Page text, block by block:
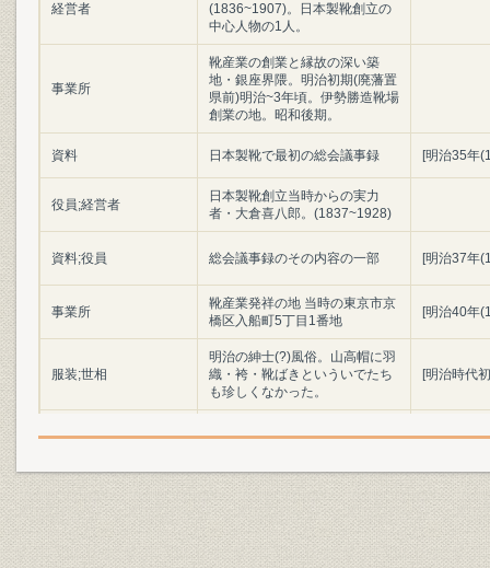
経営者
(1836~1907)。日本製靴創立の
中心人物の1人。
事業所
靴産業の創業と縁故の深い築
地・銀座界隈。明治初期(廃藩置
県前)明治~3年頃。伊勢勝造靴場
創業の地。昭和後期。
資料 日本製靴で最初の総会議事録 [明治35年
役員;経営者
日本製靴創立当時からの実力
者・大倉喜八郎。(1837~1928)
資料;役員 総会議事録のその内容の一部 [明治37年
事業所
靴産業発祥の地 当時の東京市京
橋区入船町5丁目1番地
[明治40年
服装;世相
明治の紳士(?)風俗。山高帽に羽
織・袴・靴ばきといういでたち
も珍しくなかった。
[明治時代
役員;経営者
製品;商品 明治時代の陸軍軍靴の変遷
明治初年
(1886年)